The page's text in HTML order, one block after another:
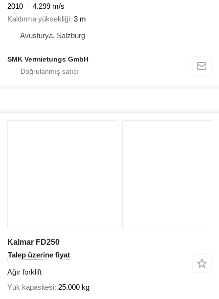
2010
4.299 m/s
Kaldırma yüksekliği 3 m
Avusturya, Salzburg
SMK Vermietungs GmbH
Kalmar FD250
Talep üzerine fiyat
Ağır forklift
Yük kapasitesi 25.000 kg